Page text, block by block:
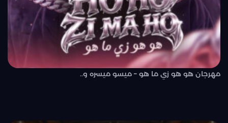
مهرجان هو هو زي ما هو – ميسو ميسره و..